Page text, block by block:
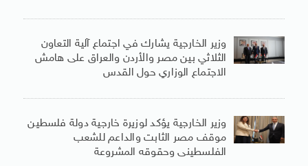
وزير الخارجية يشارك في اجتماع آلية التعاون
الثلاثي بين مصر والأردن والعراق على هامش
الاجتماع الوزاري حول القدس
وزير الخارجية يؤكد لوزيرة خارجية دولة فلسطين
موقف مصر الثابت والداعم للشعب
الفلسطينى وحقوقه المشروعة